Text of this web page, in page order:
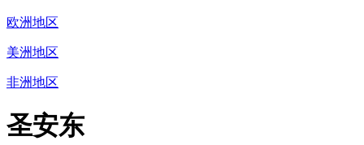
欧洲地区
美洲地区
非洲地区
圣安东